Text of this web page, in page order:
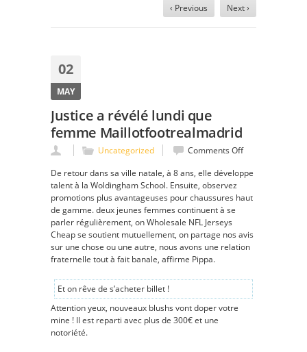
‹ Previous Next ›
02
MAY
Justice a révélé lundi que
femme Maillotfootrealmadrid
Uncategorized Comments Offon
a
lundi
De retour dans sa ville natale, à 8 ans, elle développe
talent à la Woldingham School. Ensuite, observez
promotions plus avantageuses pour chaussures haut
de gamme. deux jeunes femmes continuent à se
parler régulièrement, on Wholesale NFL Jerseys
Cheap se soutient mutuellement, on partage nos avis
sur une chose ou une autre, nous avons une relation
fraternelle tout à fait banale, affirme Pippa.
Et on rêve de s’acheter billet !
Attention yeux, nouveaux blushs vont doper votre
mine ! Il est reparti avec plus de 300€ et une
notoriété.